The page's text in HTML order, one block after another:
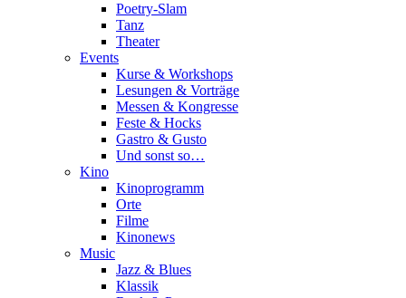
Poetry-Slam
Tanz
Theater
Events
Kurse & Workshops
Lesungen & Vorträge
Messen & Kongresse
Feste & Hocks
Gastro & Gusto
Und sonst so…
Kino
Kinoprogramm
Orte
Filme
Kinonews
Music
Jazz & Blues
Klassik